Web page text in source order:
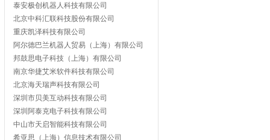
泰安极创机器人科技有限公司
北京中科汇联科技股份有限公司
重庆凯泽科技有限公司
阿尔德巴兰机器人贸易（上海）有限公司
邦鼓思电子科技（上海）有限公司
南京华捷艾米软件科技有限公司
北京海天瑞声科技有限公司
深圳市贝美互动科技有限公司
深圳阿泰克电子科技有限公司
中山市天启智能科技有限公司
希亚思（上海）信息技术有限公司